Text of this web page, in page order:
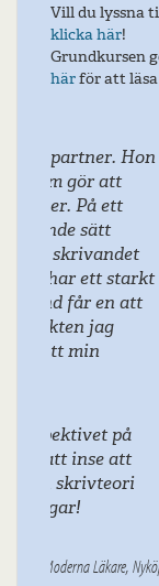
Vill du lyssna
klicka här!
Grundkursen
härför att
Veronica
som gett
initierade
förmåga
det
bättre i
utvecklar
kan
tillbaka
är idé